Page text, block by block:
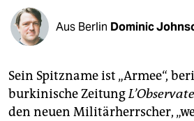
fragen & hilfe
abo
genossenschaft
Aus Berlin Dominic
Sein Spitzname ist „Armee“,
burkinische Zeitung
den neuen Militärherrscher,